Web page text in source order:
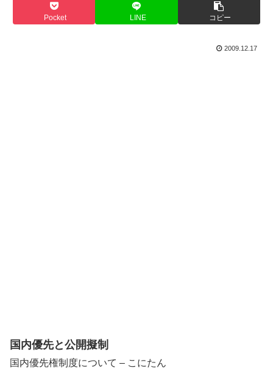
Pocket LINE コピー
2009.12.17
国内優先と公開擬制
国内優先権制度について – こにたん